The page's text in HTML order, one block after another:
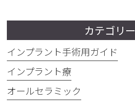
カテゴリー
インプラント手術用ガイド
インプラント療
オールセラミック